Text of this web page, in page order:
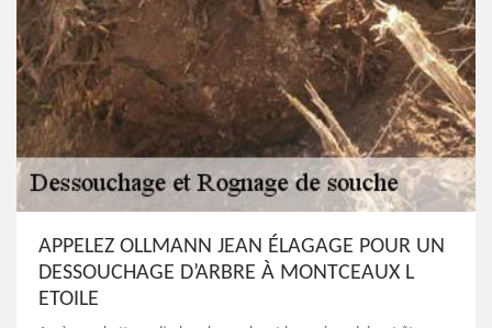
APPELEZ OLLMANN JEAN ÉLAGAGE POUR UN
DESSOUCHAGE D’ARBRE À MONTCEAUX L
ETOILE